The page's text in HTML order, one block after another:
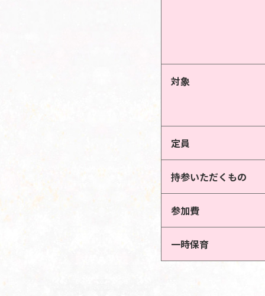
対象
定員
持参いただくもの
参加費
一時保育